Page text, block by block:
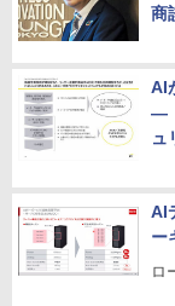
商
AI
―
ュ
AI
ー
ロ